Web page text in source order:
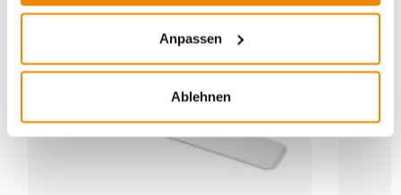
Anpassen
Ablehnen